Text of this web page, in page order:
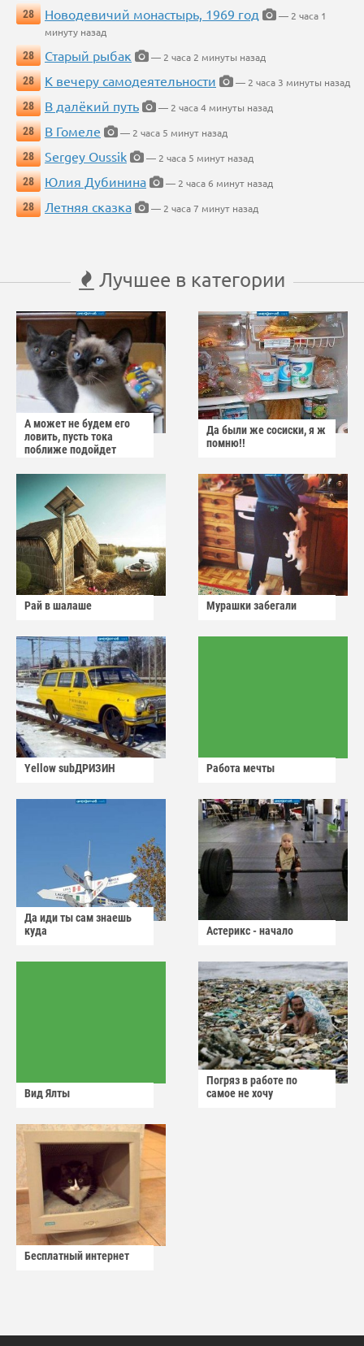
28
Новодевичий монастырь, 1969 год
— 2 часа 1
минуту назад
28
Старый рыбак
— 2 часа 2 минуты назад
28
К вечеру самодеятельности
— 2 часа 3 минуты назад
28
В далёкий путь
— 2 часа 4 минуты назад
28
В Гомеле
— 2 часа 5 минут назад
28
Sergey Oussik
— 2 часа 5 минут назад
28
Юлия Дубинина
— 2 часа 6 минут назад
28
Летняя сказка — 2 часа 7 минут назад
Лучшее в категории
А может не будем его
ловить, пусть тока
поближе подойдет
Да были же сосиски, я ж
помню!!
Рай в шалаше Мурашки забегали
Yellow subДРИЗИН Работа мечты
Да иди ты сам знаешь
куда
Астерикс - начало
Вид Ялты
Погряз в работе по
самое не хочу
Бесплатный интернет